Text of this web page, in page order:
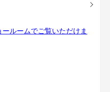
ルームでご覧いただけま